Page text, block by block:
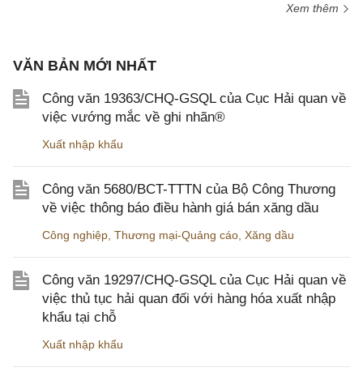
Xem thêm
VĂN BẢN MỚI NHẤT
Công văn 19363/CHQ-GSQL của Cục Hải quan về
việc vướng mắc về ghi nhãn®
Xuất nhập khẩu
Công văn 5680/BCT-TTTN của Bộ Công Thương
về việc thông báo điều hành giá bán xăng dầu
Công nghiệp Thương mại-Quảng cáo Xăng dầu
Công văn 19297/CHQ-GSQL của Cục Hải quan về
việc thủ tục hải quan đối với hàng hóa xuất nhập
khẩu tại chỗ
Xuất nhập khẩu